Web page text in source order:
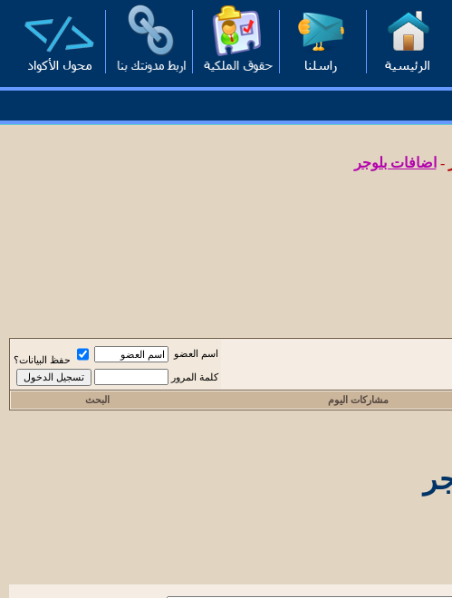
- اضافات بلوجر
اسم العضو
حفظ البيانات؟
كلمة المرور
مشاركات اليوم البحث